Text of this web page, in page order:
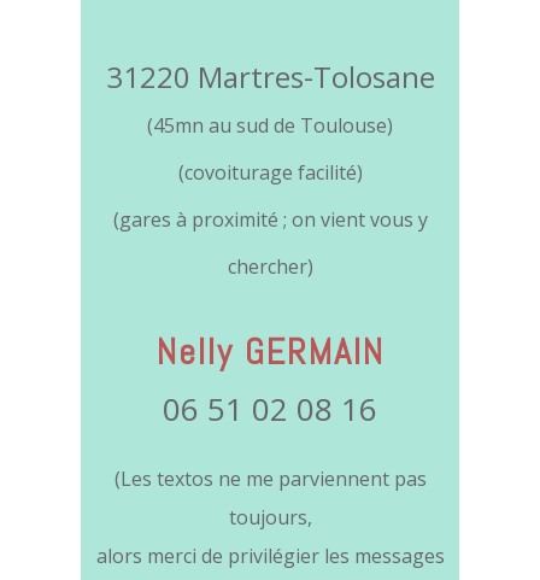
31220 Martres-Tolosane
(45mn au sud de Toulouse)
(covoiturage facilité)
(gares à proximité ; on vient vous y
chercher)
Nelly GERMAIN
06 51 02 08 16
(Les textos ne me parviennent pas
toujours,
alors merci de privilégier les messages